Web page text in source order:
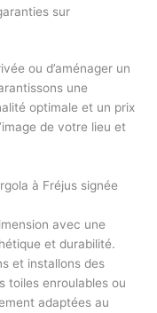
sur
ou d’aménager un
une
optimale et un prix
de votre lieu et
à Fréjus signée
avec une
et durabilité.
et installons des
toiles enroulables ou
adaptées au